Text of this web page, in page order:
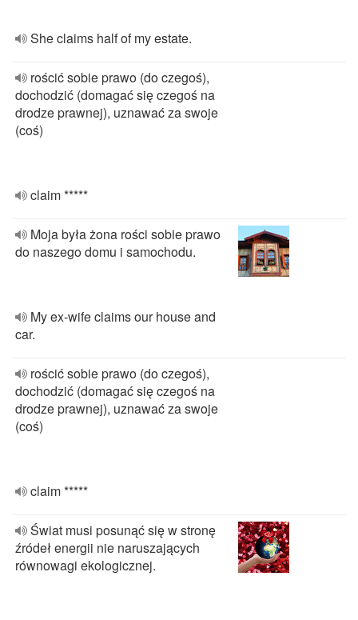
She claims half of my estate.
rościć sobie prawo (do czegoś),
dochodzić (domagać się czegoś na
drodze prawnej), uznawać za swoje
(coś)
claim *****
Moja była żona rości sobie prawo
do naszego domu i samochodu.
My ex-wife claims our house and
car.
rościć sobie prawo (do czegoś),
dochodzić (domagać się czegoś na
drodze prawnej), uznawać za swoje
(coś)
claim *****
Świat musi posunąć się w stronę
źródeł energii nie naruszających
równowagi ekologicznej.